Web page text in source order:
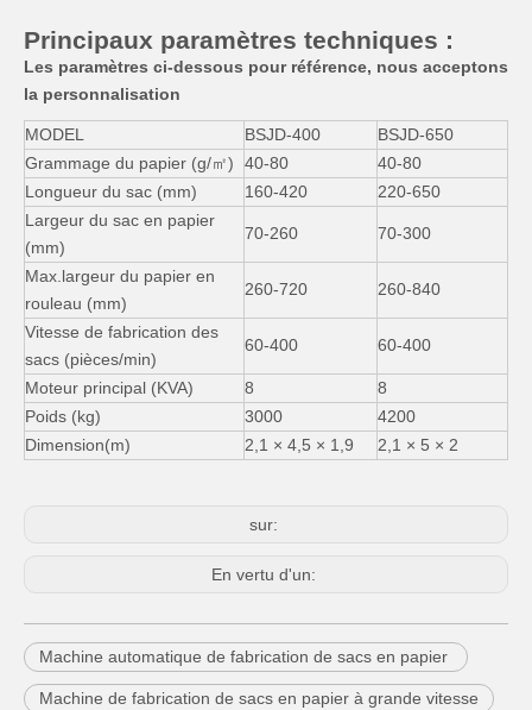
Principaux paramètres techniques :
Les paramètres ci-dessous pour référence, nous acceptons
la personnalisation
MODEL BSJD-400
BSJD-650
Grammage du papier (g/㎡)
40-80
40-80
Longueur du sac (mm)
160-420
220-650
Largeur du sac en papier
(mm)
70-260 70-300
Max.largeur du papier en
rouleau (mm)
260-720 260-840
Vitesse de fabrication des
sacs (pièces/min)
60-400 60-400
Moteur principal (KVA) 8
8
Poids (kg)
3000
4200
Dimension(m)
2,1 × 4,5 × 1,9 2,1 × 5 × 2
sur:
En vertu d'un:
Machine automatique de fabrication de sacs en papier
Machine de fabrication de sacs en papier à grande vitesse